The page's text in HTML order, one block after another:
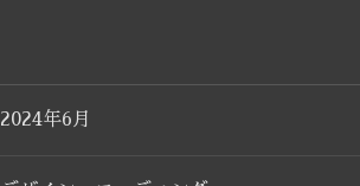
2024年6月